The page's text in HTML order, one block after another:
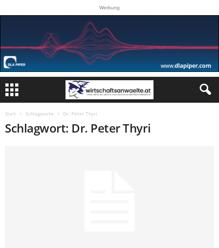
Werbung
Start Schlagworte Dr. Peter Thyri
Schlagwort: Dr. Peter Thyri